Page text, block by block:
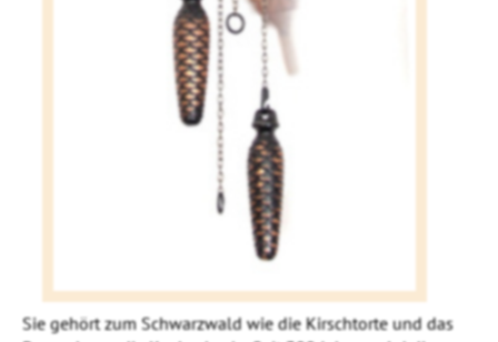
Sie gehört zum Schwarzwald wie die Kirschtorte und das